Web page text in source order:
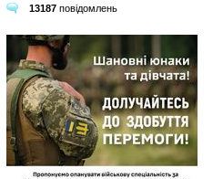
13187 повідомлень